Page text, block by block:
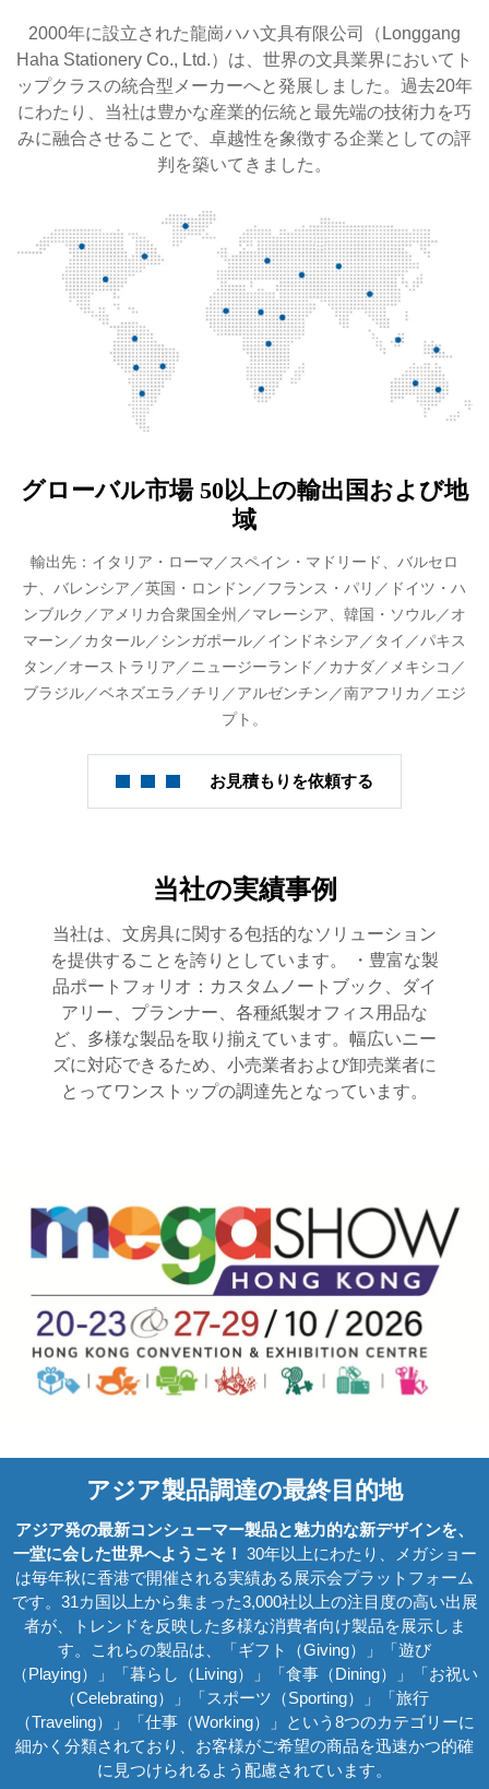
2000年に設立された龍崗ハハ文具有限公司（Longgang
Haha Stationery Co., Ltd.）は、世界の文具業界においてト
ップクラスの統合型メーカーへと発展しました。過去20年
にわたり、当社は豊かな産業的伝統と最先端の技術力を巧
みに融合させることで、卓越性を象徴する企業としての評
判を築いてきました。
グローバル市場 50以上の輸出国および地
域
輸出先：イタリア・ローマ／スペイン・マドリード、バルセロ
ナ、バレンシア／英国・ロンドン／フランス・パリ／ドイツ・ハ
ンブルク／アメリカ合衆国全州／マレーシア、韓国・ソウル／オ
マーン／カタール／シンガポール／インドネシア／タイ／パキス
タン／オーストラリア／ニュージーランド／カナダ／メキシコ／
ブラジル／ベネズエラ／チリ／アルゼンチン／南アフリカ／エジ
プト。
お見積もりを依頼する
当社の実績事例
当社は、文房具に関する包括的なソリューション
を提供することを誇りとしています。 ・豊富な製
品ポートフォリオ：カスタムノートブック、ダイ
アリー、プランナー、各種紙製オフィス用品な
ど、多様な製品を取り揃えています。幅広いニー
ズに対応できるため、小売業者および卸売業者に
とってワンストップの調達先となっています。
アジア製品調達の最終目的地
アジア発の最新コンシューマー製品と魅力的な新デザインを、
一堂に会した世界へようこそ！ 30年以上にわたり、メガショー
は毎年秋に香港で開催される実績ある展示会プラットフォーム
です。31カ国以上から集まった3,000社以上の注目度の高い出展
者が、トレンドを反映した多様な消費者向け製品を展示しま
す。これらの製品は、「ギフト（Giving）」「遊び
（Playing）」「暮らし（Living）」「食事（Dining）」「お祝い
（Celebrating）」「スポーツ（Sporting）」「旅行
（Traveling）」「仕事（Working）」という8つのカテゴリーに
細かく分類されており、お客様がご希望の商品を迅速かつ的確
に見つけられるよう配慮されています。